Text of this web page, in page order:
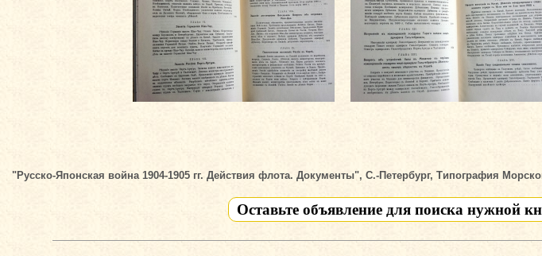
"Русско-Японская война 1904-1905 гг. Действия флота. Документы", С.-Петербург, Типография
Оставьте объявление для поиска нужной